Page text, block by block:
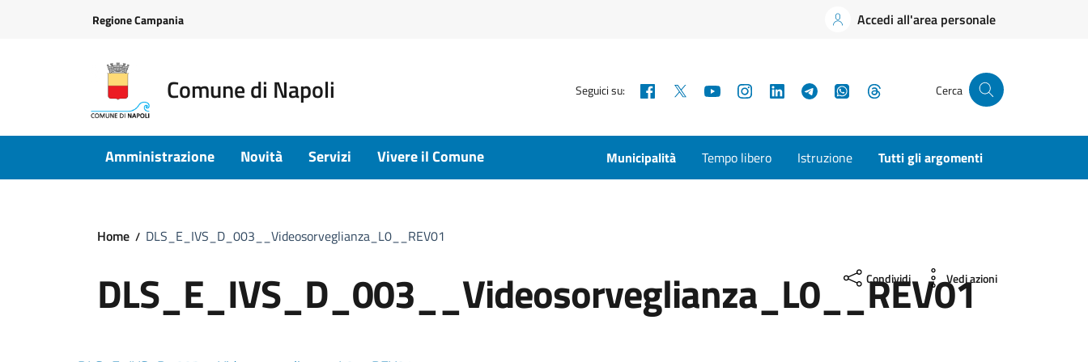
Regione Campania Accedi all'area personale
Comune di Napoli Seguici su: Facebook YouTubeInstagramLinkedInTelegramWhatsApp Cerca
Amministrazione Novità Servizi Vivere il Comune Municipalità Tempo libero Istruzione Tutti gli argomenti
Home DLS_E_IVS_D_003__Videosorveglianza_L0__REV01
DLS_E_IVS_D_003__Videosorveglianza_L0__REV01
Condividi Vedi azioni